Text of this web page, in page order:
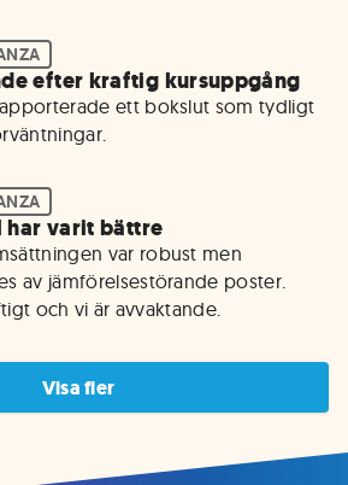
efter kraftig kursuppgång
ett bokslut som tydligt
har varit bättre
var robust men
av jämförelsestörande poster.
och vi är avvaktande.
Visa fler